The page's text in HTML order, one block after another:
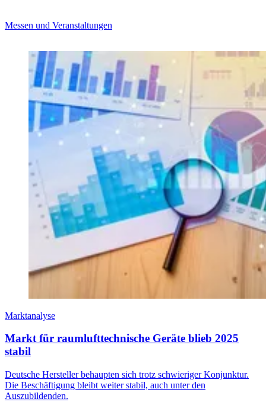
Messen und Veranstaltungen
Marktanalyse
Markt für raumlufttechnische Geräte blieb 2025
stabil
Deutsche Hersteller behaupten sich trotz schwieriger Konjunktur.
Die Beschäftigung bleibt weiter stabil, auch unter den
Auszubildenden.